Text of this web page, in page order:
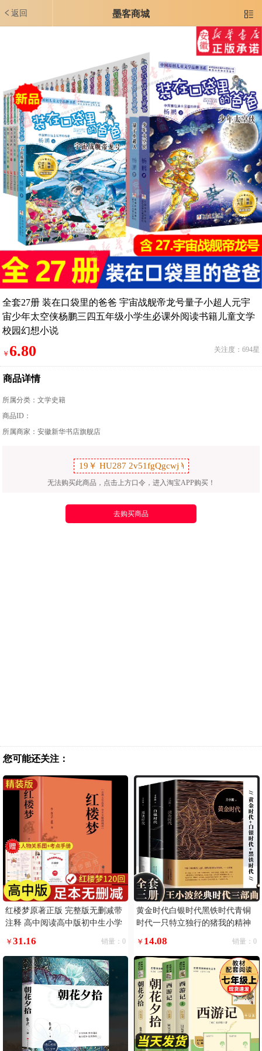
返回 墨客商城 
全套27册 装在口袋里的爸爸 宇宙战舰帝龙号量子小超人元宇
宙少年太空侠杨鹏三四五年级小学生必课外阅读书籍儿童文学
校园幻想小说
￥ 6.80 关注度：694星
商品详情
所属分类：文学史籍
商品ID：
所属商家：安徽新华书店旗舰店
无法购买此商品，点击上方口令，进入淘宝APP购买！
去购买商品
您可能还关注：
红楼梦原著正版 完整版无删减带
注释 高中阅读高中版初中生小学
著推荐阅读书籍 古典文学四大名
著
￥ 31.16 销量：0
黄金时代白银时代黑铁时代青铜
时代一只特立独行的猪我的精神
小波经典文学作品书籍无删三部
你的
￥ 14.08 销量：0